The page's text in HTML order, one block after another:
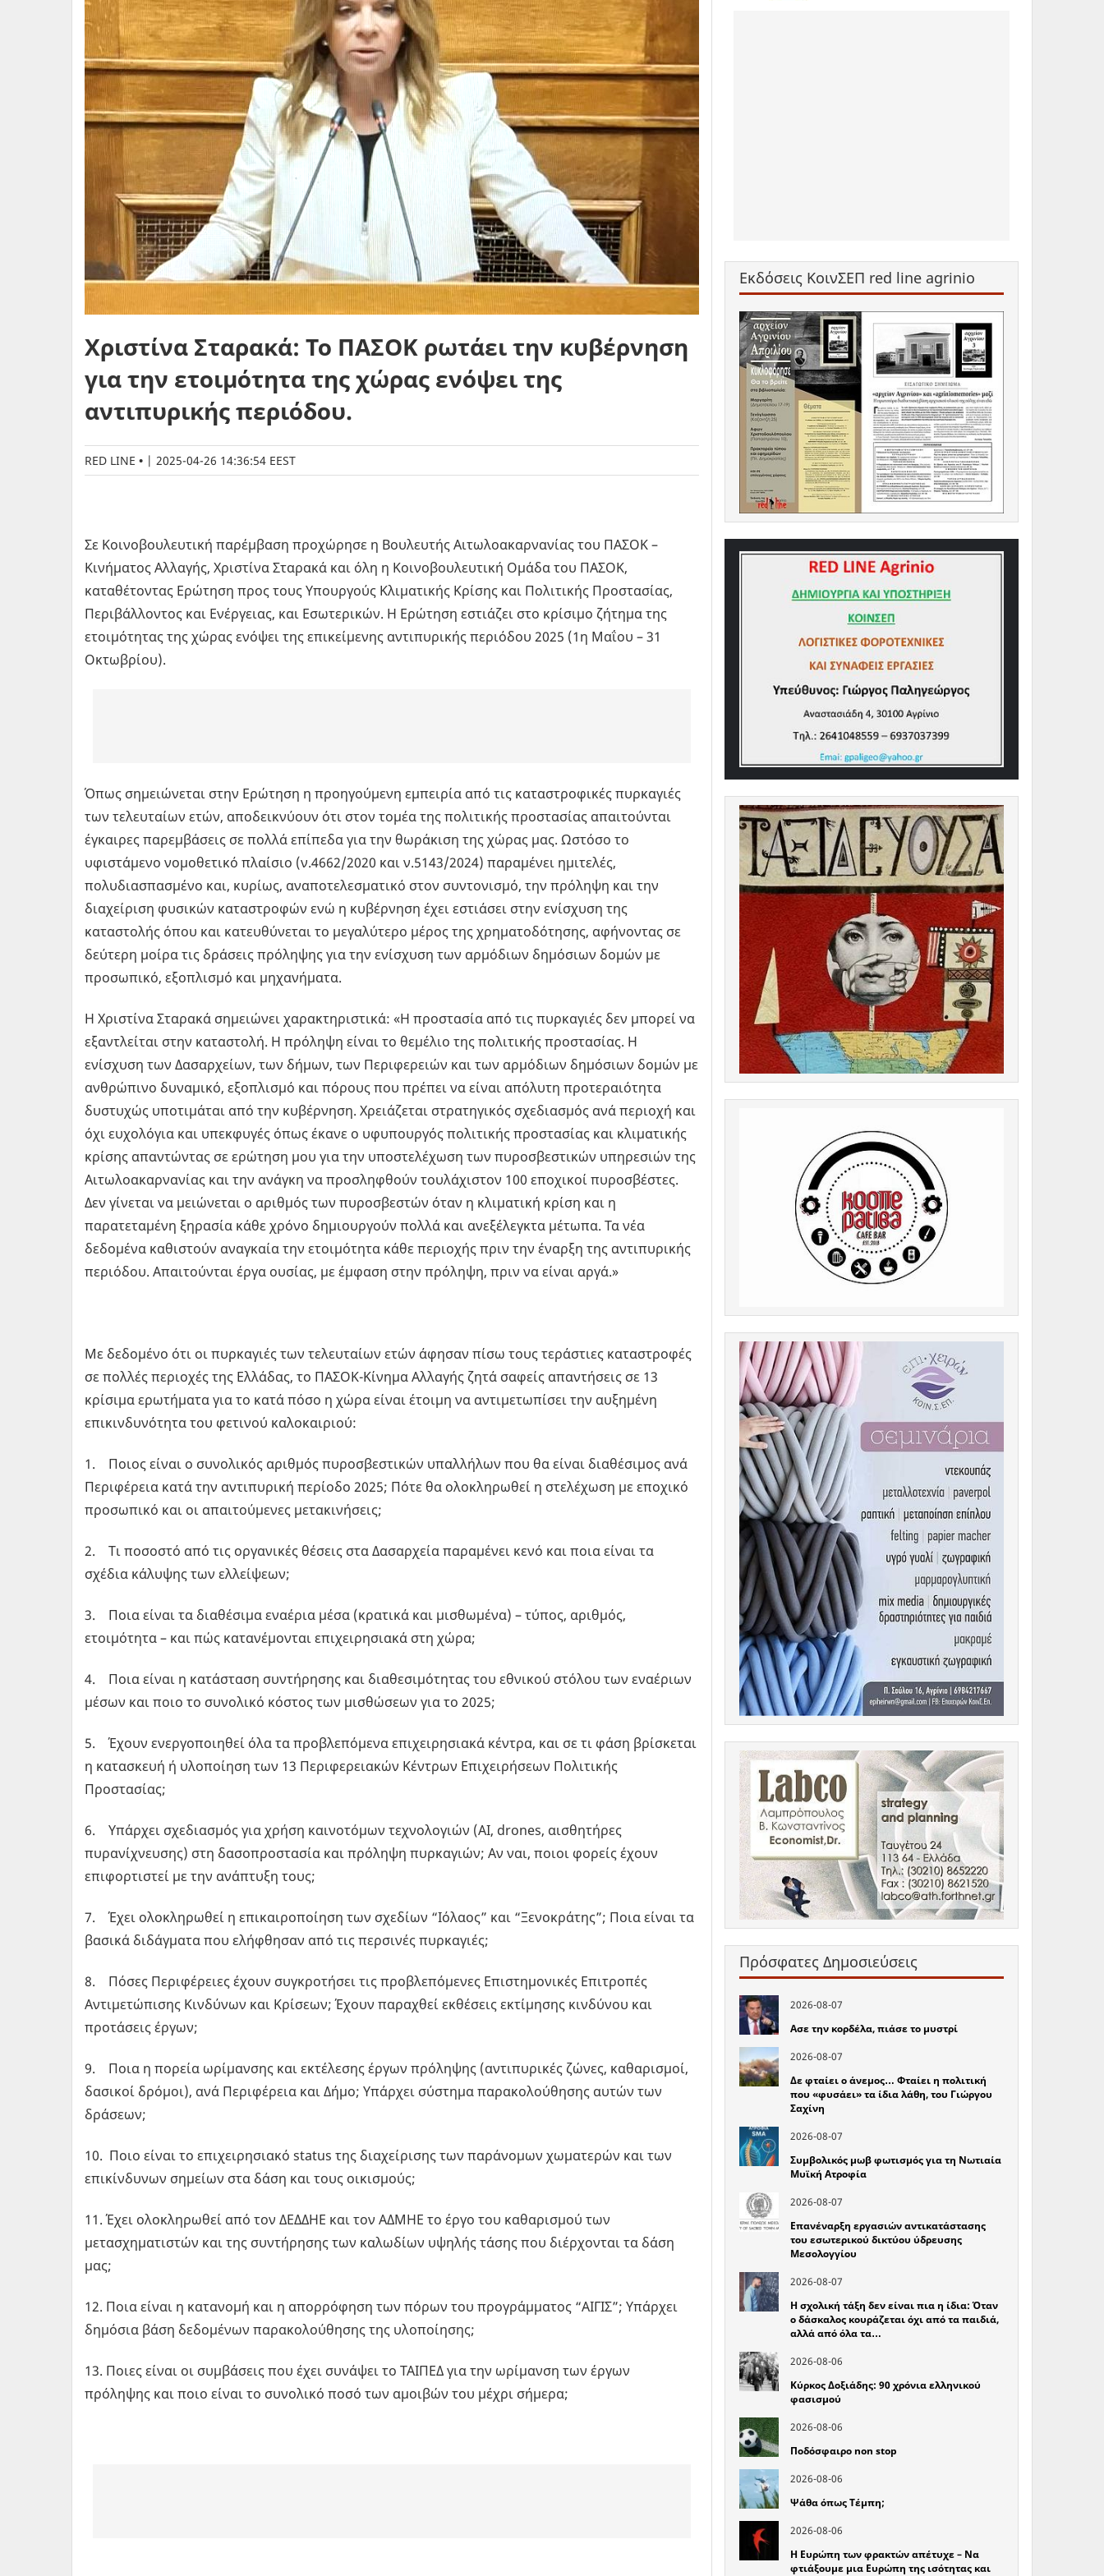
Χριστίνα Σταρακά: Το ΠΑΣΟΚ ρωτάει την κυβέρνηση
για την ετοιμότητα της χώρας ενόψει της
αντιπυρικής περιόδου.
RED LINE | 2025-04-26 14:36:54 EEST
Σε Κοινοβουλευτική παρέμβαση προχώρησε η Βουλευτής Αιτωλοακαρνανίας του ΠΑΣΟΚ –
Κινήματος Αλλαγής, Χριστίνα Σταρακά και όλη η Κοινοβουλευτική Ομάδα του ΠΑΣΟΚ,
καταθέτοντας Ερώτηση προς τους Υπουργούς Κλιματικής Κρίσης και Πολιτικής Προστασίας,
Περιβάλλοντος και Ενέργειας, και Εσωτερικών. Η Ερώτηση εστιάζει στο κρίσιμο ζήτημα της
ετοιμότητας της χώρας ενόψει της επικείμενης αντιπυρικής περιόδου 2025 (1η Μαΐου – 31
Οκτωβρίου).
Όπως σημειώνεται στην Ερώτηση η προηγούμενη εμπειρία από τις καταστροφικές πυρκαγιές
των τελευταίων ετών, αποδεικνύουν ότι στον τομέα της πολιτικής προστασίας απαιτούνται
έγκαιρες παρεμβάσεις σε πολλά επίπεδα για την θωράκιση της χώρας μας. Ωστόσο το
υφιστάμενο νομοθετικό πλαίσιο (ν.4662/2020 και ν.5143/2024) παραμένει ημιτελές,
πολυδιασπασμένο και, κυρίως, αναποτελεσματικό στον συντονισμό, την πρόληψη και την
διαχείριση φυσικών καταστροφών ενώ η κυβέρνηση έχει εστιάσει στην ενίσχυση της
καταστολής όπου και κατευθύνεται το μεγαλύτερο μέρος της χρηματοδότησης, αφήνοντας σε
δεύτερη μοίρα τις δράσεις πρόληψης για την ενίσχυση των αρμόδιων δημόσιων δομών με
προσωπικό, εξοπλισμό και μηχανήματα.
Η Χριστίνα Σταρακά σημειώνει χαρακτηριστικά: «Η προστασία από τις πυρκαγιές δεν μπορεί να
εξαντλείται στην καταστολή. Η πρόληψη είναι το θεμέλιο της πολιτικής προστασίας. Η
ενίσχυση των Δασαρχείων, των δήμων, των Περιφερειών και των αρμόδιων δημόσιων δομών με
ανθρώπινο δυναμικό, εξοπλισμό και πόρους που πρέπει να είναι απόλυτη προτεραιότητα
δυστυχώς υποτιμάται από την κυβέρνηση. Χρειάζεται στρατηγικός σχεδιασμός ανά περιοχή και
όχι ευχολόγια και υπεκφυγές όπως έκανε ο υφυπουργός πολιτικής προστασίας και κλιματικής
κρίσης απαντώντας σε ερώτηση μου για την υποστελέχωση των πυροσβεστικών υπηρεσιών της
Αιτωλοακαρνανίας και την ανάγκη να προσληφθούν τουλάχιστον 100 εποχικοί πυροσβέστες.
Δεν γίνεται να μειώνεται ο αριθμός των πυροσβεστών όταν η κλιματική κρίση και η
παρατεταμένη ξηρασία κάθε χρόνο δημιουργούν πολλά και ανεξέλεγκτα μέτωπα. Τα νέα
δεδομένα καθιστούν αναγκαία την ετοιμότητα κάθε περιοχής πριν την έναρξη της αντιπυρικής
περιόδου. Απαιτούνται έργα ουσίας, με έμφαση στην πρόληψη, πριν να είναι αργά.»
Με δεδομένο ότι οι πυρκαγιές των τελευταίων ετών άφησαν πίσω τους τεράστιες καταστροφές
σε πολλές περιοχές της Ελλάδας, το ΠΑΣΟΚ-Κίνημα Αλλαγής ζητά σαφείς απαντήσεις σε 13
κρίσιμα ερωτήματα για το κατά πόσο η χώρα είναι έτοιμη να αντιμετωπίσει την αυξημένη
επικινδυνότητα του φετινού καλοκαιριού:
1. Ποιος είναι ο συνολικός αριθμός πυροσβεστικών υπαλλήλων που θα είναι διαθέσιμος ανά
Περιφέρεια κατά την αντιπυρική περίοδο 2025; Πότε θα ολοκληρωθεί η στελέχωση με εποχικό
προσωπικό και οι απαιτούμενες μετακινήσεις;
2. Τι ποσοστό από τις οργανικές θέσεις στα Δασαρχεία παραμένει κενό και ποια είναι τα
σχέδια κάλυψης των ελλείψεων;
3. Ποια είναι τα διαθέσιμα εναέρια μέσα (κρατικά και μισθωμένα) – τύπος, αριθμός,
ετοιμότητα – και πώς κατανέμονται επιχειρησιακά στη χώρα;
4. Ποια είναι η κατάσταση συντήρησης και διαθεσιμότητας του εθνικού στόλου των εναέριων
μέσων και ποιο το συνολικό κόστος των μισθώσεων για το 2025;
5. Έχουν ενεργοποιηθεί όλα τα προβλεπόμενα επιχειρησιακά κέντρα, και σε τι φάση βρίσκεται
η κατασκευή ή υλοποίηση των 13 Περιφερειακών Κέντρων Επιχειρήσεων Πολιτικής
Προστασίας;
6. Υπάρχει σχεδιασμός για χρήση καινοτόμων τεχνολογιών (ΑΙ, drones, αισθητήρες
πυρανίχνευσης) στη δασοπροστασία και πρόληψη πυρκαγιών; Αν ναι, ποιοι φορείς έχουν
επιφορτιστεί με την ανάπτυξη τους;
7. Έχει ολοκληρωθεί η επικαιροποίηση των σχεδίων “Ιόλαος” και “Ξενοκράτης”; Ποια είναι τα
βασικά διδάγματα που ελήφθησαν από τις περσινές πυρκαγιές;
8. Πόσες Περιφέρειες έχουν συγκροτήσει τις προβλεπόμενες Επιστημονικές Επιτροπές
Αντιμετώπισης Κινδύνων και Κρίσεων; Έχουν παραχθεί εκθέσεις εκτίμησης κινδύνου και
προτάσεις έργων;
9. Ποια η πορεία ωρίμανσης και εκτέλεσης έργων πρόληψης (αντιπυρικές ζώνες, καθαρισμοί,
δασικοί δρόμοι), ανά Περιφέρεια και Δήμο; Υπάρχει σύστημα παρακολούθησης αυτών των
δράσεων;
10. Ποιο είναι το επιχειρησιακό status της διαχείρισης των παράνομων χωματερών και των
επικίνδυνων σημείων στα δάση και τους οικισμούς;
11. Έχει ολοκληρωθεί από τον ΔΕΔΔΗΕ και τον ΑΔΜΗΕ το έργο του καθαρισμού των
μετασχηματιστών και της συντήρησης των καλωδίων υψηλής τάσης που διέρχονται τα δάση
μας;
12. Ποια είναι η κατανομή και η απορρόφηση των πόρων του προγράμματος “ΑΙΓΙΣ”; Υπάρχει
δημόσια βάση δεδομένων παρακολούθησης της υλοποίησης;
13. Ποιες είναι οι συμβάσεις που έχει συνάψει το ΤΑΙΠΕΔ για την ωρίμανση των έργων
πρόληψης και ποιο είναι το συνολικό ποσό των αμοιβών του μέχρι σήμερα;
Εκδόσεις ΚοινΣΕΠ red line agrinio
Πρόσφατες Δημοσιεύσεις
2026-08-07
Ασε την κορδέλα, πιάσε το μυστρί
2026-08-07
Δε φταίει ο άνεμος… Φταίει η πολιτική
που «φυσάει» τα ίδια λάθη, του Γιώργου
Σαχίνη
2026-08-07
Συμβολικός μωβ φωτισμός για τη Νωτιαία
Μυϊκή Ατροφία
2026-08-07
Επανέναρξη εργασιών αντικατάστασης
του εσωτερικού δικτύου ύδρευσης
Μεσολογγίου
2026-08-07
Η σχολική τάξη δεν είναι πια η ίδια: Όταν
ο δάσκαλος κουράζεται όχι από τα παιδιά,
αλλά από όλα τα…
2026-08-06
Κύρκος Δοξιάδης: 90 χρόνια ελληνικού
φασισμού
2026-08-06
Ποδόσφαιρο non stop
2026-08-06
Ψάθα όπως Τέμπη;
2026-08-06
Η Ευρώπη των φρακτών απέτυχε – Να
φτιάξουμε μια Ευρώπη της ισότητας και